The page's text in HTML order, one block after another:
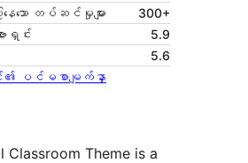
သော တပ်ဆင်မှုများ
300+
းရှင်း
5.9
5.6
၏ ပင်မစာမျက်နှာ
Classroom Theme is a